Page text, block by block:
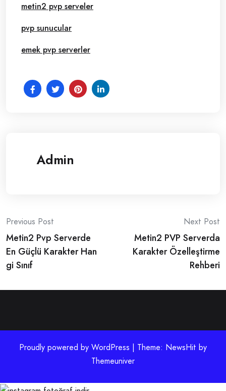
metin2 pvp serveler
pvp sunucular
emek pvp serverler
Admin
Post
navigation
Previous Post
Metin2 Pvp Serverde
En Güçlü Karakter Han
gi Sınıf
Next Post
Metin2 PVP Serverda
Karakter Özelleştirme
Rehberi
Proudly powered by WordPress | Theme: NewsHit by
Themeuniver